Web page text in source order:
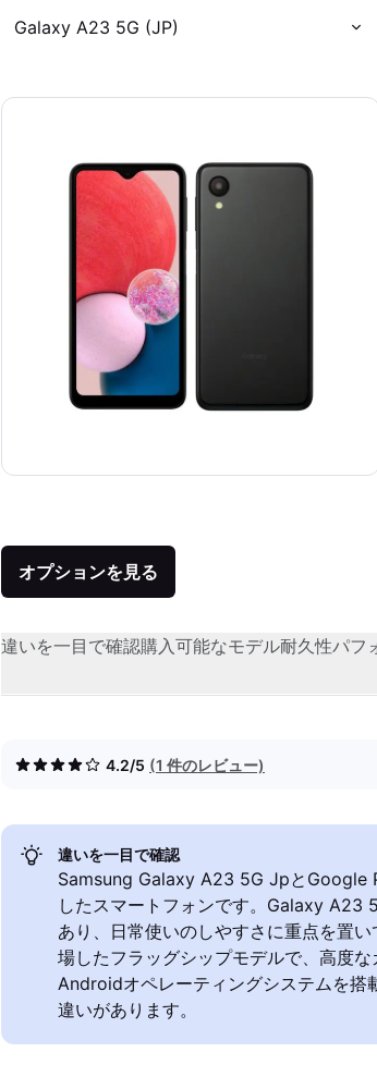
Galaxy A23 5G (JP)
オプションを見る
違いを一目で確認購入可能なモデル耐久性パフ
4.2/5 (1 件のレビュー)
違いを一目で確認
Samsung Galaxy A23 5G JpとGoogle
したスマートフォンです。Galaxy A23
あり、日常使いのしやすさに重点を置
場したフラッグシップモデルで、高度
Androidオペレーティングシステムを搭
違いがあります。